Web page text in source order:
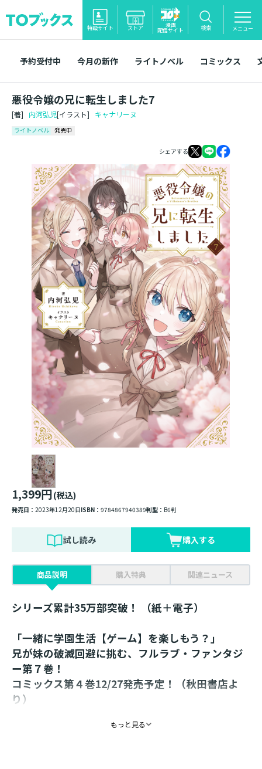
特設サイト ストア 漫画
配信サイト 検索 メニュー
予約受付中 今月の新作 ライトノベル コミックス
悪役令嬢の兄に転生しました7
[著] 内河弘児[イラスト] キャナリーヌ
ライトノベル 発売中
シェアする
1,399円(税込)
発売日： 2023年12月20日ISBN： 9784867940389判型： B6判
試し読み 購入する
商品説明 購入特典 関連ニュース
シリーズ累計35万部突破！ （紙＋電子）
「一緒に学園生活【ゲーム】を楽しもう？」
兄が妹の破滅回避に挑む、フルラブ・ファンタジ
ー第７巻！
コミックス第４巻12/27発売予定！（秋田書店よ
り）
もっと見る